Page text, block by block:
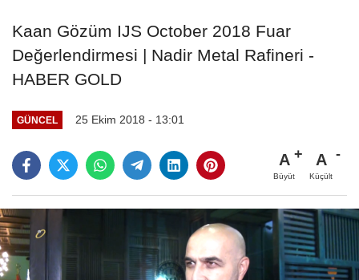
Kaan Gözüm IJS October 2018 Fuar
Değerlendirmesi | Nadir Metal Rafineri -
HABER GOLD
GÜNCEL 25 Ekim 2018 - 13:01
A
Büyüt
A
Küçült